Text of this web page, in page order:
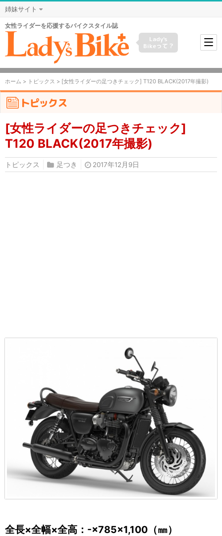
姉妹サイト
女性ライダーを応援するバイクスタイル誌
Lady's
Bikeって？
ホーム > トピックス > [女性ライダーの足つきチェック] T120 BLACK(2017年撮影)
トピックス
[女性ライダーの足つきチェック]
T120 BLACK(2017年撮影)
トピックス 足つき 2017年12月9日
全長×全幅×全高：-×785×1,100（㎜）